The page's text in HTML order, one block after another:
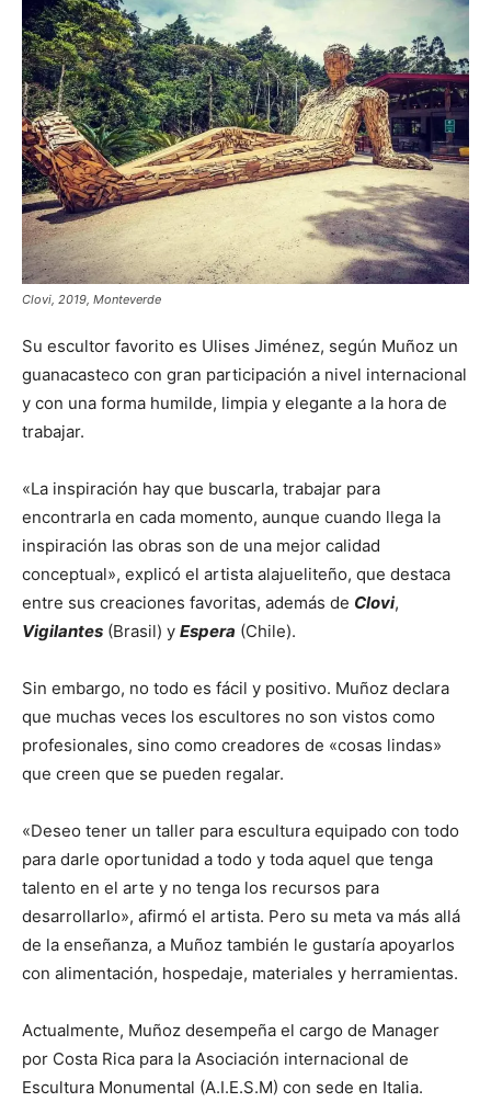
Clovi, 2019, Monteverde
Su escultor favorito es Ulises Jiménez, según Muñoz un
guanacasteco con gran participación a nivel internacional
y con una forma humilde, limpia y elegante a la hora de
trabajar.
«La inspiración hay que buscarla, trabajar para
encontrarla en cada momento, aunque cuando llega la
inspiración las obras son de una mejor calidad
conceptual», explicó el artista alajueliteño, que destaca
entre sus creaciones favoritas, además de Clovi,
Vigilantes (Brasil) y Espera (Chile).
Sin embargo, no todo es fácil y positivo. Muñoz declara
que muchas veces los escultores no son vistos como
profesionales, sino como creadores de «cosas lindas»
que creen que se pueden regalar.
«Deseo tener un taller para escultura equipado con todo
para darle oportunidad a todo y toda aquel que tenga
talento en el arte y no tenga los recursos para
desarrollarlo», afirmó el artista. Pero su meta va más allá
de la enseñanza, a Muñoz también le gustaría apoyarlos
con alimentación, hospedaje, materiales y herramientas.
Actualmente, Muñoz desempeña el cargo de Manager
por Costa Rica para la Asociación internacional de
Escultura Monumental (A.I.E.S.M) con sede en Italia.